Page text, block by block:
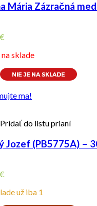
Mária Zázračná
€
sklade
ma!
Pridať do listu prianí
Jozef (PB5775A) –
€
už iba 1